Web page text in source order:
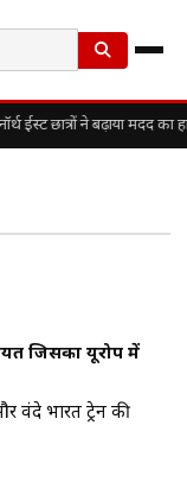
ईस्ट छात्रों ने बढ़ाया मदद का
जिसका यूरोप में
वंदे भारत ट्रेन की